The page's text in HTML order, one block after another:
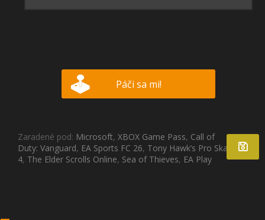
Páči sa mi!
Zaradené pod: Microsoft, XBOX Game Pass, Call of
Duty: Vanguard, EA Sports FC 26, Tony Hawk’s Pro Skater 3 +
4, The Elder Scrolls Online, Sea of Thieves, EA Play